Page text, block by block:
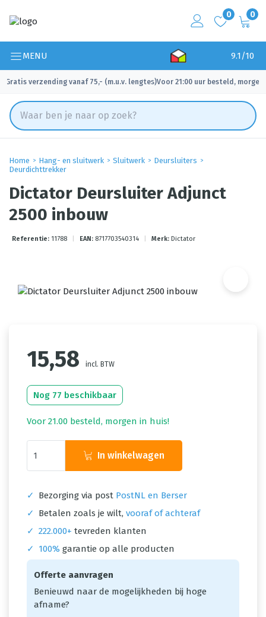
0 0
MENU 9.1/10
Gratis verzending vanaf 75,- (m.u.v. lengtes)
✓ Voor 21:00 uur besteld, morgen
Home Hang- en sluitwerk Sluitwerk
Deursluiters
Deurdichttrekker
Dictator Deursluiter Adjunct
2500 inbouw
Referentie: 11788 EAN: 8717703540314 Merk: Dictator
15,58 incl. BTW
Nog 77 beschikbaar
Voor 21.00 besteld, morgen in huis!
In winkelwagen
✓ Bezorging via post PostNL en Berser
✓
Betalen zoals je wilt, vooraf of achteraf
✓ 222.000+ tevreden klanten
✓
100% garantie op alle producten
Offerte aanvragen
Benieuwd naar de mogelijkheden bij hoge
afname?